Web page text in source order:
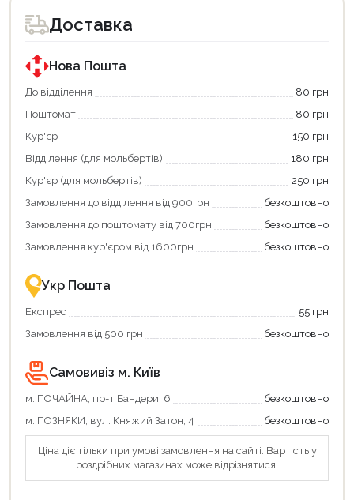
для
покупки
державною
програмою
єКнига.
Використовуйте
карту
щоб
зекономити
та
отримати
переваги!
картою
єКнига
–
зручно
та
для
покупки
державною
програмою
«Національний
кешбек».
покупку
«Національний
кешбек»
та
отримуйте
повернення
Економте
більше
разом
державною
підтримкою!
Доставка
Нова Пошта
До відділення
80 грн
Поштомат
80 грн
Кур'єр
150 грн
Відділення (для мольбертів)
180 грн
Кур'єр (для мольбертів)
250 грн
Замовлення до відділення від 900грн
безкоштовно
Замовлення до поштомату від 700грн
безкоштовно
Замовлення кур'єром від 1600грн
безкоштовно
Укр Пошта
Експрес
55 грн
Замовлення від 500 грн
безкоштовно
Самовивіз м. Київ
м. ПОЧАЙНА, пр-т Бандери, 6
безкоштовно
м. ПОЗНЯКИ, вул. Княжий Затон, 4
безкоштовно
Ціна діє тільки при умові замовлення на сайті. Вартість у
роздрібних магазинах може відрізнятися.